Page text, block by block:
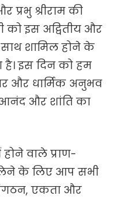
श्रीराम की
को इस अद्वितीय और
शामिल होने के
है। इस दिन को हम
और धार्मिक अनुभव
और शांति का
वाले प्राण-
लेने के लिए आप सभी
एकता और